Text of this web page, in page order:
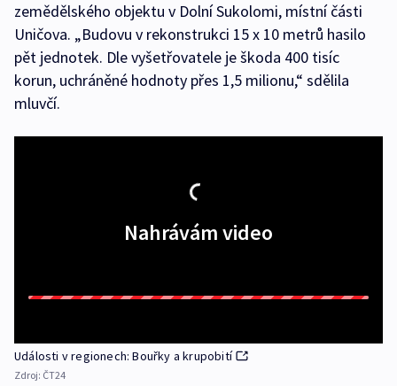
zemědělského objektu v Dolní Sukolomi, místní části
Uničova. „Budovu v rekonstrukci 15 x 10 metrů hasilo
pět jednotek. Dle vyšetřovatele je škoda 400 tisíc
korun, uchráněné hodnoty přes 1,5 milionu,“ sdělila
mluvčí.
Nahrávám video
Události v regionech: Bouřky a krupobití
Zdroj: ČT24